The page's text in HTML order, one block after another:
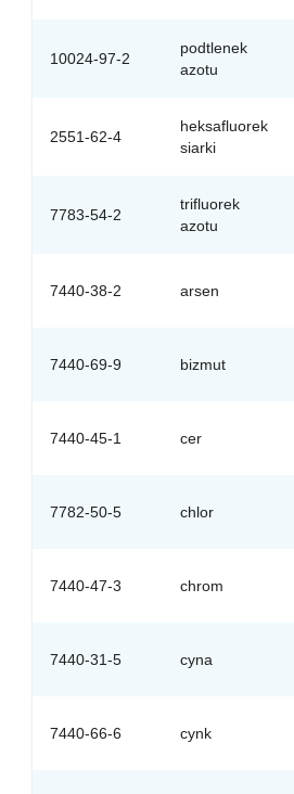
10024-97-2
podtlenek
azotu
2551-62-4
heksafluorek
siarki
7783-54-2
trifluorek
azotu
7440-38-2 arsen
7440-69-9 bizmut
7440-45-1 cer
7782-50-5 chlor
7440-47-3 chrom
7440-31-5 cyna
7440-66-6 cynk